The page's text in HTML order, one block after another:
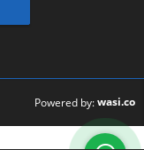
Powered by:wasi.co